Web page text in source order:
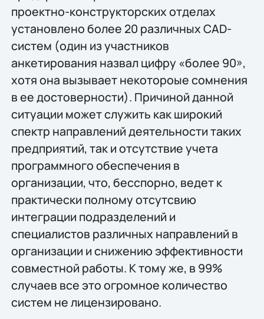
проектно-конструкторских отделах
установлено более 20 различных CAD-
систем (один из участников
анкетирования назвал цифру «более 90»,
хотя она вызывает некотороые сомнения
в ее достоверности). Причиной данной
ситуации может служить как широкий
спектр направлений деятельности таких
предприятий, так и отсутствие учета
программного обеспечения в
организации, что, бесспорно, ведет к
практически полному отсутсвию
интеграции подразделений и
специалистов различных направлений в
организации и снижению эффективности
совместной работы. К тому же, в 99%
случаев все это огромное количество
систем не лицензировано.